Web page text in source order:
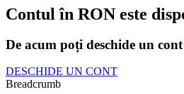
Contul în RON este
De acum poți deschide un
DESCHIDE UN CONT
Breadcrumb